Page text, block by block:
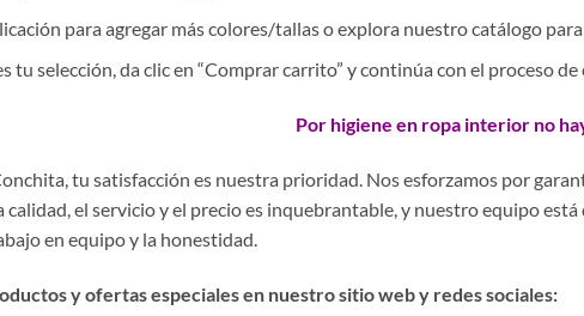
para agregar más colores/tallas o explora nuestro catálogo
tu selección, da clic en “Comprar carrito” y continúa con el proceso de
Por higiene en ropa interior no
tu satisfacción es nuestra prioridad. Nos esforzamos por
calidad, el servicio y el precio es inquebrantable, y nuestro equipo
en equipo y la honestidad.
y ofertas especiales en nuestro sitio web y redes sociales: